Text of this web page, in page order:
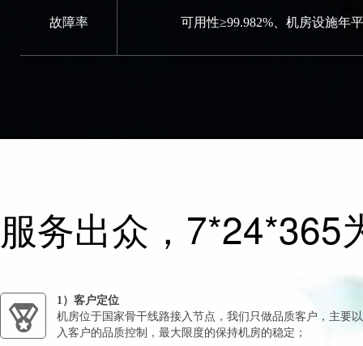
故障率 可用性≥99.982%、机房设施年
服务出众，7*24*365
1）客户定位
机房位于国家骨干线路接入节点，我们只做品质客户，主要
入客户的品质控制，最大限度的保持机房的稳定；